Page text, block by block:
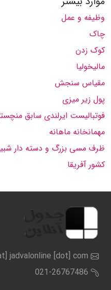
وظیفه و عمل
چاک
کوک زدن
مالیخولیا
مقیاس سنجش
پول زیر میزی
فوتبالیست ایرلندی سابق
مهمانخانه ماهانه
ظرف مسی بزرگ و دسته دار
کشور آفریقا
jadvalonline [dot] com
021-26767486